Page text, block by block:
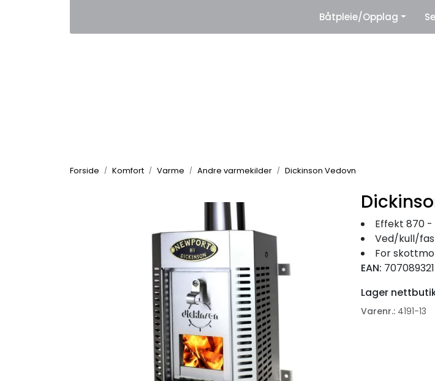
Leverandører
Båtpleie/Opplag
Forside Komfort Varme Andre varmekilder Dickinson Vedovn
Effekt 870 -
Ved/kull/
For
EAN:
Lager
Varenr.: 4191-13